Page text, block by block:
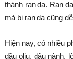
thành rạn da. Rạn
mà bị rạn da cũng
Hiện nay, có nhiều
dầu oliu, đậu nành,